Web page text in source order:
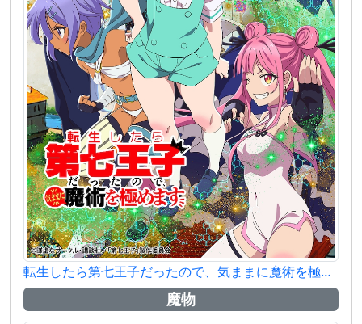
転生したら第七王子だったので、気ままに魔術を極めます
魔物